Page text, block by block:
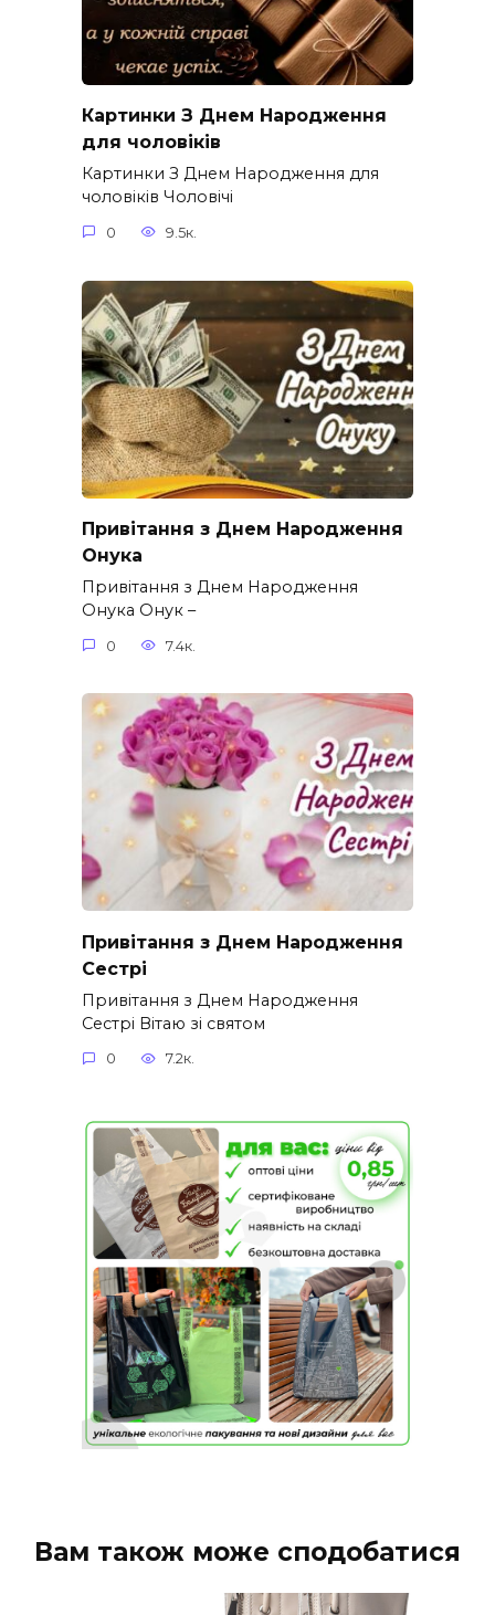
Картинки З Днем Народження
для чоловіків​
Картинки З Днем Народження для
чоловіків​ Чоловічі
0 9.5к.
Привітання з Днем Народження
Онука
Привітання з Днем Народження
Онука Онук –
0 7.4к.
Привітання з Днем Народження
Сестрі
Привітання з Днем Народження
Сестрі Вітаю зі святом
0 7.2к.
Вам також може сподобатися